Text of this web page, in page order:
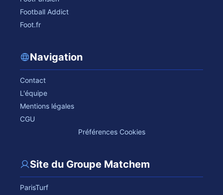
Football Addict
Foot.fr
Navigation
Contact
L'équipe
Mentions légales
CGU
Préférences Cookies
Site du Groupe Matchem
ParisTurf